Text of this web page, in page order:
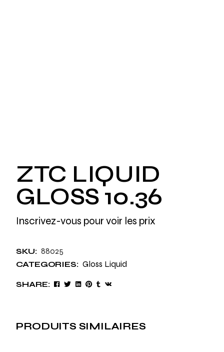
ZTC LIQUID
GLOSS 10.36
Inscrivez-vous pour voir les prix
SKU: 88025
CATEGORIES: Gloss Liquid
SHARE:
PRODUITS SIMILAIRES